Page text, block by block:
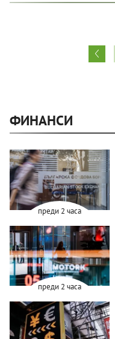
ФИНАНСИ
преди 2 часа
преди 2 часа